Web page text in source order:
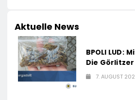
Aktuelle News
BPOLI LUD:
Die
7. AUGUST